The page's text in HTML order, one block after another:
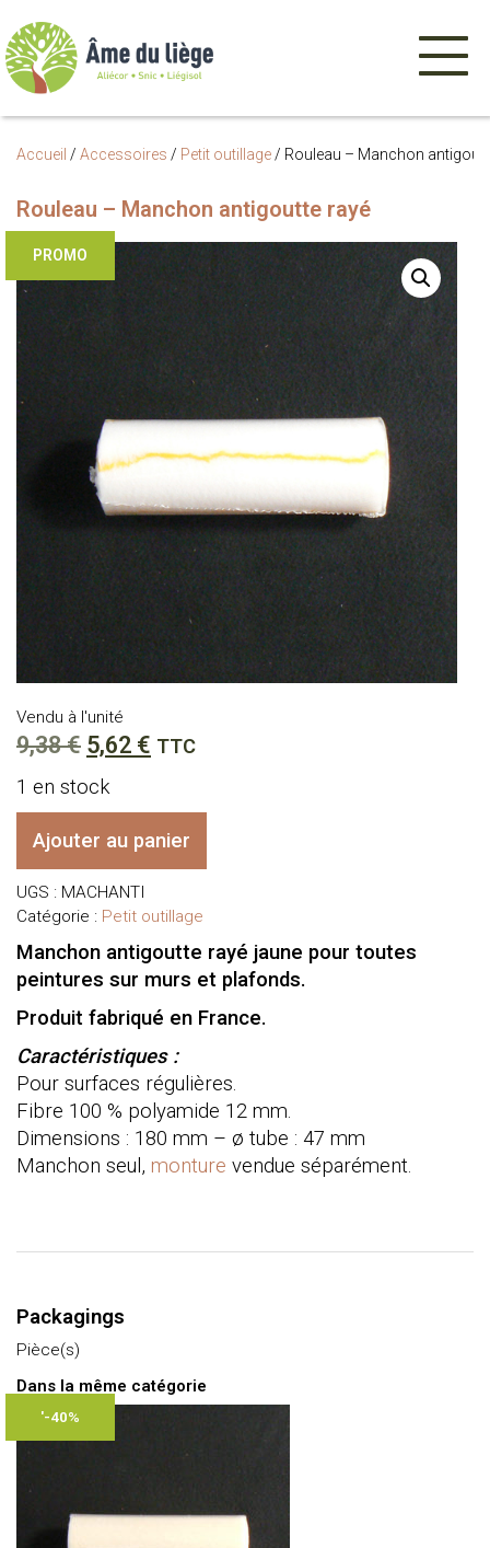
Menu
de
Accueil / Accessoires / Petit outillage / Rouleau – Manchon
Rouleau – Manchon antigoutte rayé
PROMO
Vendu à l'unité
9,38€ Le
prix
initial
était :
9,38 €.
5,62 € Le
actuel
est :
5,62 €.
TTC
1 en stock
de
Rouleau
-
Manchon
antigoutte
rayé
Ajouter au panier
UGS : MACHANTI
Catégorie : Petit outillage
Manchon antigoutte rayé jaune pour toutes
peintures sur murs et plafonds.
Produit fabriqué en France.
Caractéristiques :
Pour surfaces régulières.
Fibre 100 % polyamide 12 mm.
Dimensions : 180 mm – ø tube : 47 mm
Manchon seul, monture vendue séparément.
Packagings
Pièce(s)
Dans la même catégorie
'-40%